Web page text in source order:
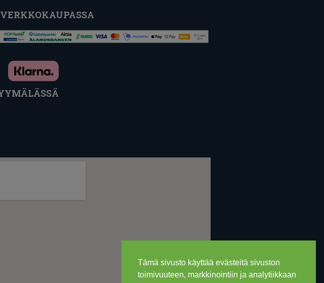
Tämä sivusto käyttää evästeitä sivuston
toimivuuteen, markkinointiin ja analytiikkaan